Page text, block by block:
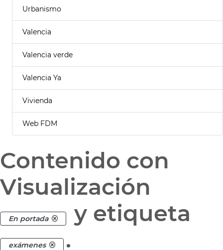
Urbanismo
Valencia
Valencia verde
Valencia Ya
Vivienda
Web FDM
Contenido con
Visualización
En portada y etiqueta
exámenes .